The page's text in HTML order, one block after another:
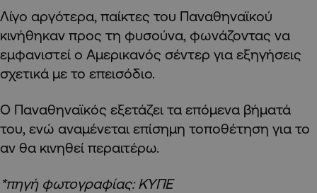
Λίγο αργότερα, παίκτες του Παναθηναϊκού
κινήθηκαν προς τη φυσούνα, φωνάζοντας να
εμφανιστεί ο Αμερικανός σέντερ για εξηγήσεις
σχετικά με το επεισόδιο.
Ο Παναθηναϊκός εξετάζει τα επόμενα βήματά
του, ενώ αναμένεται επίσημη τοποθέτηση για το
αν θα κινηθεί περαιτέρω.
*πηγή φωτογραφίας: ΚΥΠΕ